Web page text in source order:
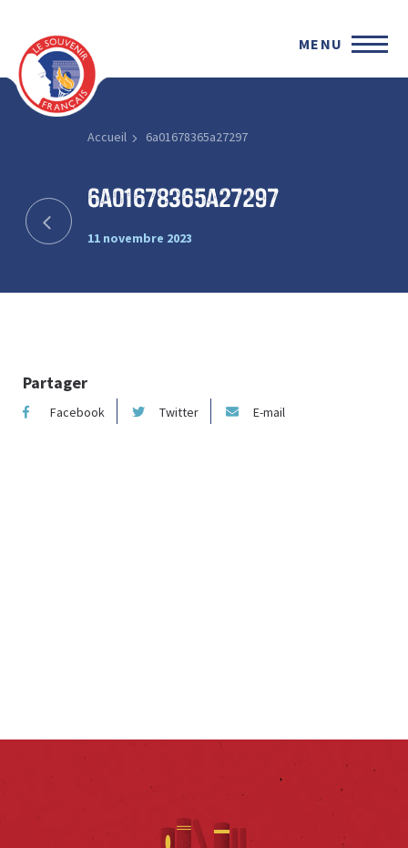
MENU
Accueil 6a01678365a27297
6a01678365a27297
11 novembre 2023
Partager
Facebook Twitter E-mail